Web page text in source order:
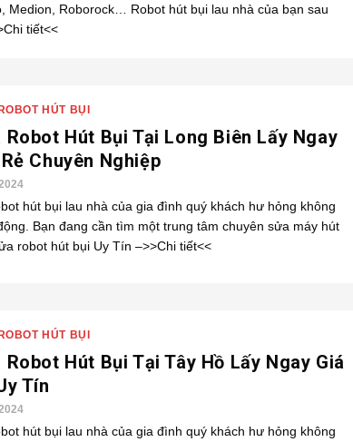
Medion, Roborock… Robot hút bụi lau nhà của bạn sau
tiết<<
HÚT BỤI
Robot Hút Bụi Tại Long Biên Lấy Ngay
Chuyên Nghiệp
hút bụi lau nhà của gia đình quý khách hư hỏng không
Bạn đang cần tìm một trung tâm chuyên sửa máy hút
robot hút bụi Uy Tín –>>Chi tiết<<
HÚT BỤI
Robot Hút Bụi Tại Tây Hồ Lấy Ngay Giá
Tín
hút bụi lau nhà của gia đình quý khách hư hỏng không